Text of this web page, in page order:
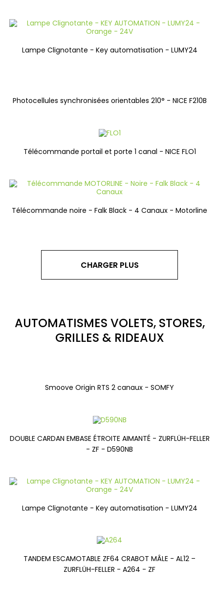
Lampe Clignotante - Key automatisation - LUMY24
Photocellules synchronisées orientables 210° - NICE F210B
Télécommande portail et porte 1 canal - NICE FLO1
Télécommande noire - Falk Black - 4 Canaux - Motorline
CHARGER PLUS
AUTOMATISMES VOLETS, STORES,
GRILLES & RIDEAUX
Smoove Origin RTS 2 canaux - SOMFY
DOUBLE CARDAN EMBASE ÉTROITE AIMANTÉ - ZURFLÜH-FELLER
- ZF - D590NB
Lampe Clignotante - Key automatisation - LUMY24
TANDEM ESCAMOTABLE ZF64 CRABOT MÂLE - AL12 –
ZURFLÜH-FELLER - A264 - ZF